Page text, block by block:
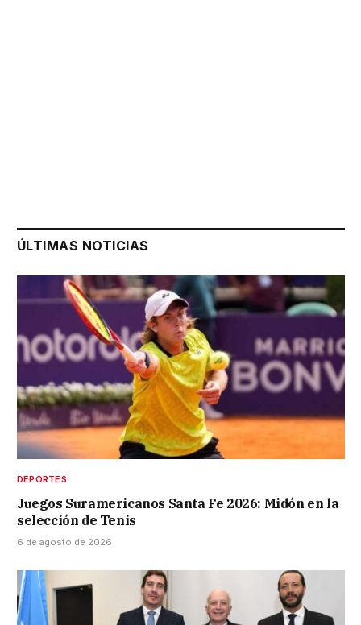
ÚLTIMAS NOTICIAS
DEPORTES
Juegos Suramericanos Santa Fe 2026: Midón en la
selección de Tenis
6 de agosto de 2026